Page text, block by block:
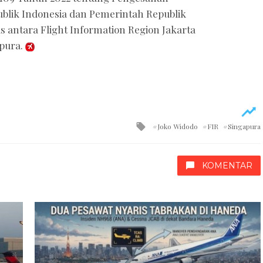
Indonesia dan Pemerintah Republik
antara Flight Information Region Jakarta
Tagged
with
Joko Widodo FIR Singapura
KOMENTAR